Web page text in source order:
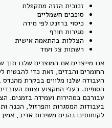
זכוכית הזזה מתקפלת
סוככים חשמליים
כיסוי ברזנט לפי מידה
סגירות חורף
הצללות בהתאמה אישית
רשתות צל ועוד
אנו מייצרים את המוצרים שלנו
החומרים והבדים, זאת כדי להבטיח
העבודה שלנו מלווים בבקרת
הסופית. בעלי המקצוע וצוות
עבורכם במהירות ועמידה בזמנים.
בעבודות המסגרות והפרזול, הכנה
לקוחותינו נהנים משירות אדיב,